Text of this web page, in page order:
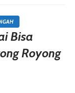
Bisa
Royong